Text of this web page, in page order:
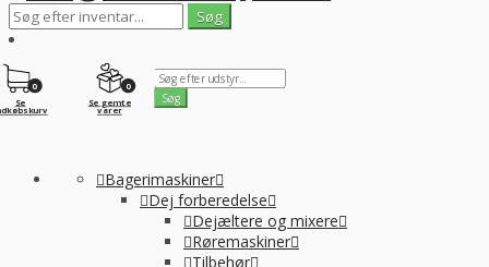
0
Se gemte
varer
0
Se
Bagerimaskiner
Dej forberedelse
Dejæltere og mixere
Røremaskiner
Tilbehør